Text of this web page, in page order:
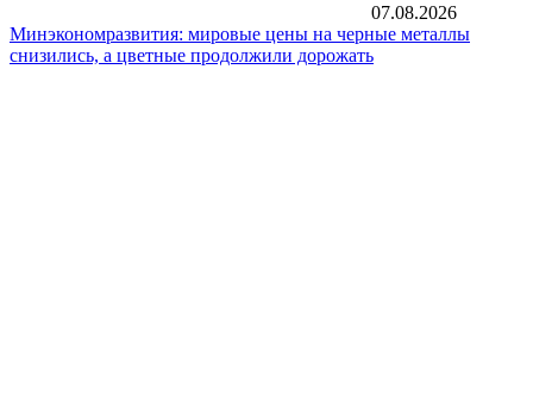
07.08.2026
Минэкономразвития: мировые цены на черные металлы
снизились, а цветные продолжили дорожать